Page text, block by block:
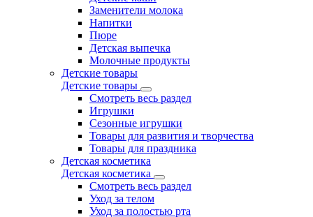
Заменители молока
Напитки
Пюре
Детская выпечка
Молочные продукты
Детские товары
Детские товары
Смотреть весь раздел
Игрушки
Сезонные игрушки
Товары для развития и творчества
Товары для праздника
Детская косметика
Детская косметика
Смотреть весь раздел
Уход за телом
Уход за полостью рта